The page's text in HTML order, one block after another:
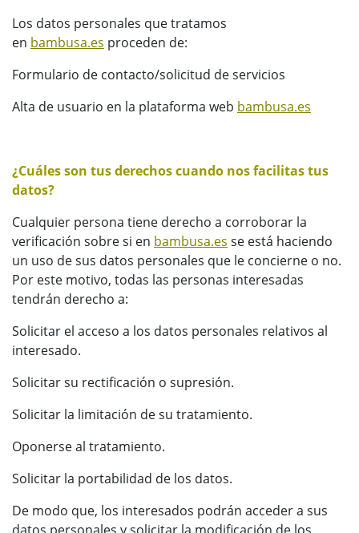
Los datos personales que tratamos
en bambusa.es proceden de:
Formulario de contacto/solicitud de servicios
Alta de usuario en la plataforma web bambusa.es
¿Cuáles son tus derechos cuando nos facilitas tus
datos?
Cualquier persona tiene derecho a corroborar la
verificación sobre si en bambusa.es se está haciendo
un uso de sus datos personales que le concierne o no.
Por este motivo, todas las personas interesadas
tendrán derecho a:
Solicitar el acceso a los datos personales relativos al
interesado.
Solicitar su rectificación o supresión.
Solicitar la limitación de su tratamiento.
Oponerse al tratamiento.
Solicitar la portabilidad de los datos.
De modo que, los interesados podrán acceder a sus